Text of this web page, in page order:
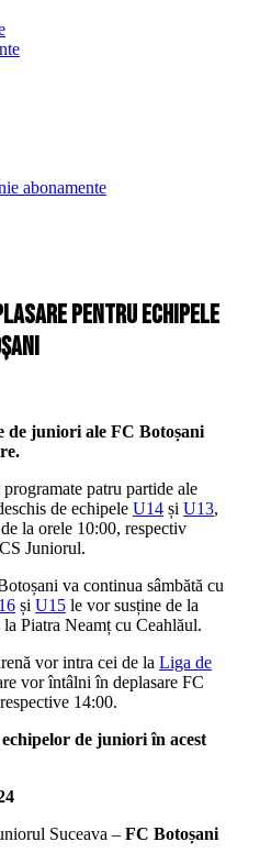
abonamente
pentru echipele
de juniori ale FC Botoșani
patru partide ale
de echipele U14 și U13,
la orele 10:00, respectiv
Juniorul.
va continua sâmbătă cu
și U15 le vor susține de la
Piatra Neamț cu Ceahlăul.
vor intra cei de la Liga de
vor întâlni în deplasare FC
14:00.
de juniori în acest
Suceava – FC Botoșani